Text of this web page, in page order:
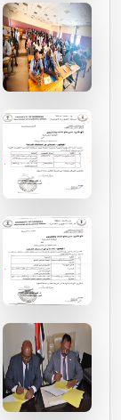
مركز
و